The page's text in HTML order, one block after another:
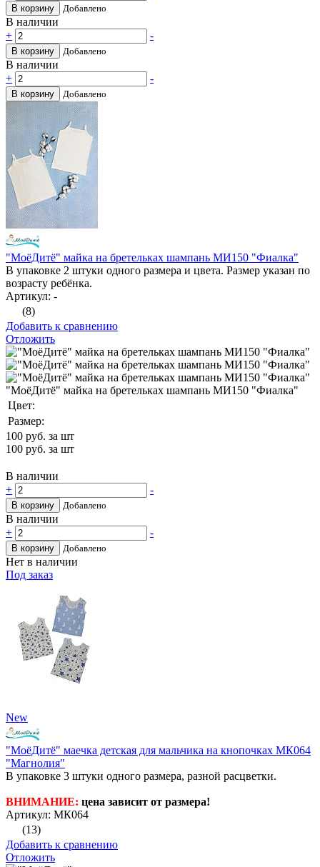
В корзину Добавлено
В наличии
+
-
В корзину Добавлено
В наличии
+
-
В корзину Добавлено
"МоёДитё" майка на бретельках шампань МИ150 "Фиалка"
В упаковке 2 штуки одного размера и цвета. Размер указан по
возрасту ребёнка.
Артикул: -
(8)
Добавить к сравнению
Отложить
"МоёДитё" майка на бретельках шампань МИ150 "Фиалка"
Цвет:
Размер:
100 руб. за шт
100 руб. за шт
В наличии
+
-
В корзину Добавлено
В наличии
+
-
В корзину Добавлено
Нет в наличии
Под заказ
New
"МоёДитё" маечка детская для мальчика на кнопочках МК064
"Магнолия"
В упаковке 3 штуки одного размера, разной расцветки.
ВНИМАНИЕ: цена зависит от размера!
Артикул: МК064
(13)
Добавить к сравнению
Отложить